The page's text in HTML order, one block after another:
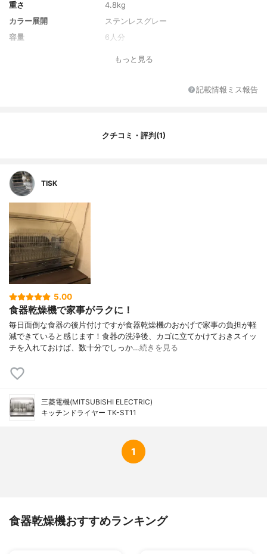
重さ
4.8kg
カラー展開
ステンレスグレー
容量
6人分
2016年10月21日
もっと見る
記載情報ミス報告
クチコミ・評判(1)
TISK
5.00
食器乾燥機で家事がラクに！
毎日面倒な食器の後片付けですが食器乾燥機のおかげで家事の負担が軽
減できていると感じます！食器の洗浄後、カゴに立てかけておきスイッ
チを入れておけば、数十分でしっか…続きを見る
三菱電機(MITSUBISHI ELECTRIC)
キッチンドライヤー TK-ST11
1
食器乾燥機おすすめランキング